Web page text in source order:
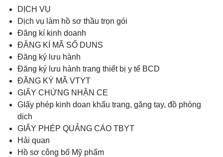
DỊCH VỤ
Dịch vụ làm hồ sơ thầu trọn gói
Đăng kí kinh doanh
ĐĂNG KÍ MÃ SỐ DUNS
Đăng ký lưu hành
Đăng ký lưu hành trang thiết bị y tế BCD
ĐĂNG KÝ MÃ VTYT
GIẤY CHỨNG NHẬN CE
GIấy phép kinh doan khẩu trang, găng tay, đồ phòng
dịch
GIẤY PHÉP QUẢNG CÁO TBYT
Hải quan
Hồ sơ công bố Mỹ phẩm